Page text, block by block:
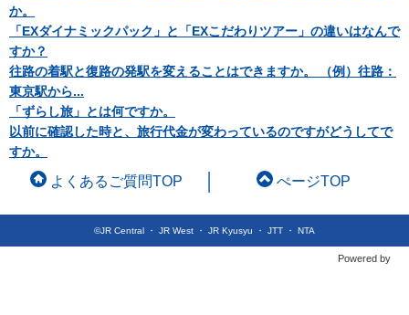
か。
「EXダイナミックパック」と「EXこだわりツアー」の違いはなんで
すか？
往路の着駅と復路の発駅を変えることはできますか。 （例）往路：
東京駅から...
「ずらし旅」とは何ですか。
以前に確認した時と、旅行代金が変わっているのですがどうしてで
すか。
©JR Central ・ JR West ・ JR Kyusyu ・ JTT ・ NTA
Powered by
よくあるご質問TOP ぺージTOP